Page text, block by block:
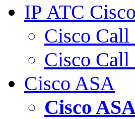
IP АТС Cisco
Cisco Call
Cisco Call
Cisco ASA
Cisco